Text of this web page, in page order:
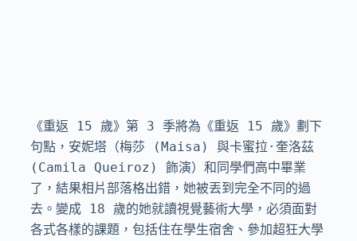
《重返 15 歲》第 3 季將為《重返 15 歲》劃下
句點，安妮塔（梅莎 (Maisa) 與卡蜜拉·奎洛茲
(Camila Queiroz) 飾演）和同學們高中畢業
了，結果相片部落格出錯，她被丟到完全不同的過
去。變成 18 歲的她就讀視覺藝術大學，必須面對
各式各樣的課題，包括住在學生宿舍、參加超狂大學